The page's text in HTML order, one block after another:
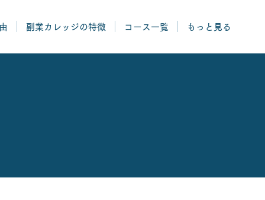
副業カレッジの特徴 コース一覧 もっと見る